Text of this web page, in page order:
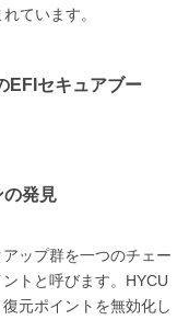
ています。
EFIセキュアブー
の発見
ップ群を一つのチェー
トと呼びます。HYCU
元ポイントを無効化し